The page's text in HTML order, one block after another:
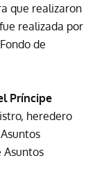
que realizaron
realizada por
de
Príncipe
heredero
Asuntos